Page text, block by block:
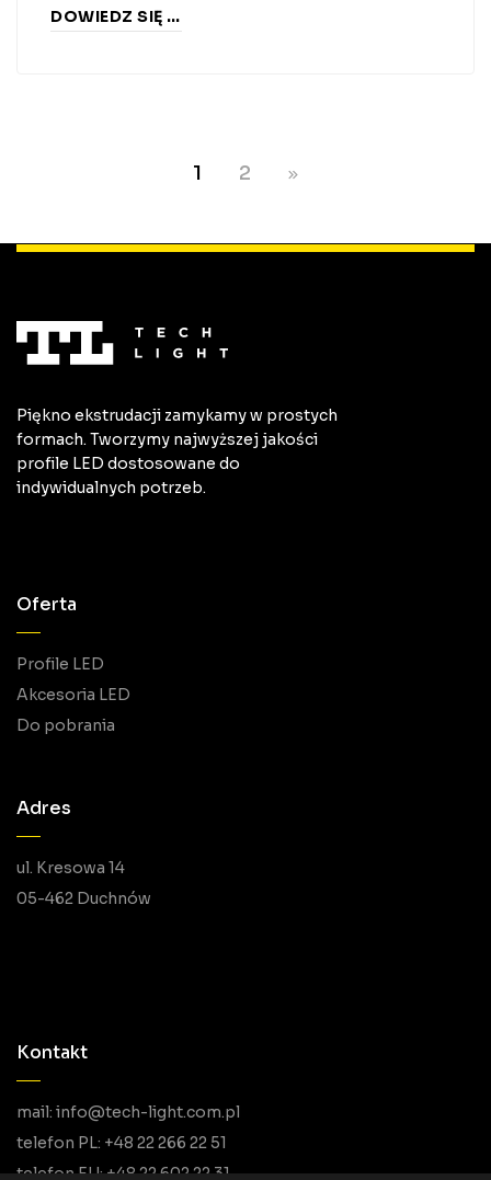
DOWIEDZ SIĘ WIĘCEJ
1 2
Piękno ekstrudacji zamykamy w prostych
formach. Tworzymy najwyższej jakości
profile LED dostosowane do
indywidualnych potrzeb.
Oferta
Profile LED
Akcesoria LED
Do pobrania
Adres
ul. Kresowa 14
05-462 Duchnów
Kontakt
mail: info@tech-light.com.pl
telefon PL: +48 22 266 22 51
telefon EU: +48 22 602 22 31